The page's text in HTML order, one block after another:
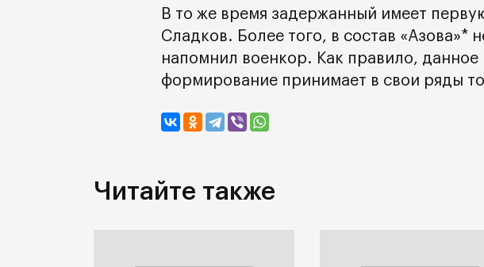
В то же время задержанный имеет
Сладков. Более того, в состав «Азова»*
напомнил военкор. Как правило,
формирование принимает в свои ряды
Читайте также